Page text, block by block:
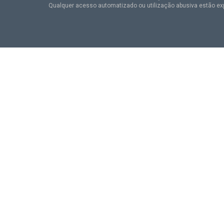
Qualquer acesso automatizado ou utilização abusiva estão